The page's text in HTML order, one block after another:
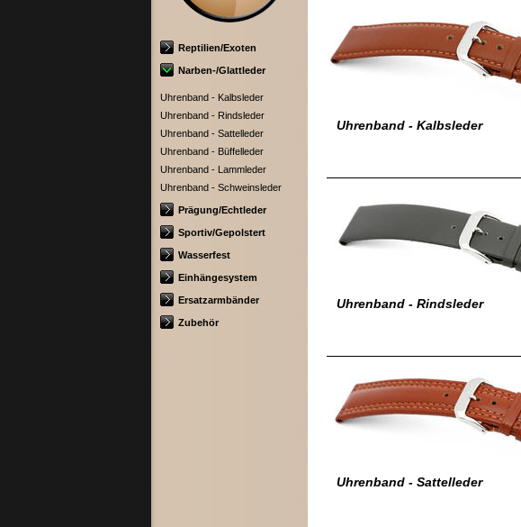
Reptilien/Exoten
Narben-/Glattleder
Uhrenband - Kalbsleder
Uhrenband - Rindsleder
Uhrenband - Sattelleder
Uhrenband - Büffelleder
Uhrenband - Lammleder
Uhrenband - Schweinsleder
Prägung/Echtleder
Sportiv/Gepolstert
Wasserfest
Einhängesystem
Ersatzarmbänder
Zubehör
Uhrenband - Kalbsleder
Uhrenband - Rindsleder
Uhrenband - Sattelleder